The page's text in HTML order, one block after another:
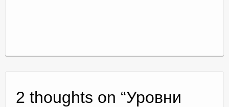
2 thoughts on “Уровни